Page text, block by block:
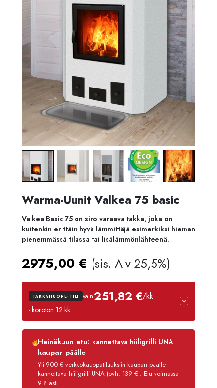
Warma-Uunit Valkea 75 basic
Valkea Basic 75 on siro varaava takka, joka on
kuitenkin erittäin hyvä lämmittäjä esimerkiksi hieman
pienemmässä tilassa tai lisälämmönlähteenä.
2975,00 € (sis. Alv 25,5%)
TAKKAHUONE-TILI vain251,82 €/kk
· koroton 12 kk
Luottoaika
12 kk
Korko
Käsittelymaksu
3,90 €/kk
Maksettava yhteensä
3 021,80 €
Heinäkuun etu: kannettava hiiligrilli UNA
kaupan päälle
Yli 900 € verkkokauppatilauksiin kaupan päälle
kannettava hiiligrilli UNA (ovh. 139 €). Etu voimassa
9.8 asti.